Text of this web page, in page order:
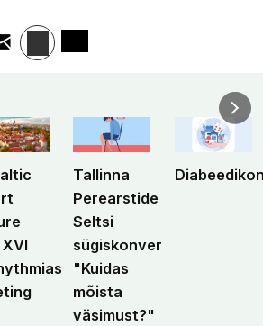
Tallinna
Perearstide
Seltsi
sügiskonverents
"Kuidas
mõista
väsimust?"